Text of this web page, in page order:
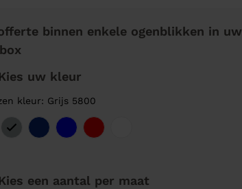
binnen enkele ogenblikken in uw
Kies uw kleur
kleur: Grijs 5800
Kies een aantal per maat